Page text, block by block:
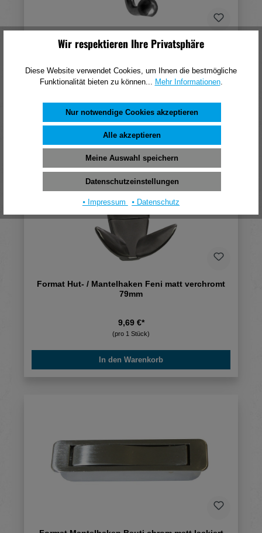
Format Mantelhaken Cali Edelstahl 88 mm
31,55 €*
(pro 1 Stück)
In den Warenkorb
Format Hut- / Mantelhaken Feni matt verchromt
79mm
9,69 €*
(pro 1 Stück)
In den Warenkorb
Wir respektieren Ihre Privatsphäre
Diese Website verwendet Cookies, um Ihnen die bestmögliche
Funktionalität bieten zu können...
Mehr Informationen.
Nur notwendige Cookies akzeptieren
Alle akzeptieren
Meine Auswahl speichern
Datenschutzeinstellungen
⦁ Impressum ⦁ Datenschutz